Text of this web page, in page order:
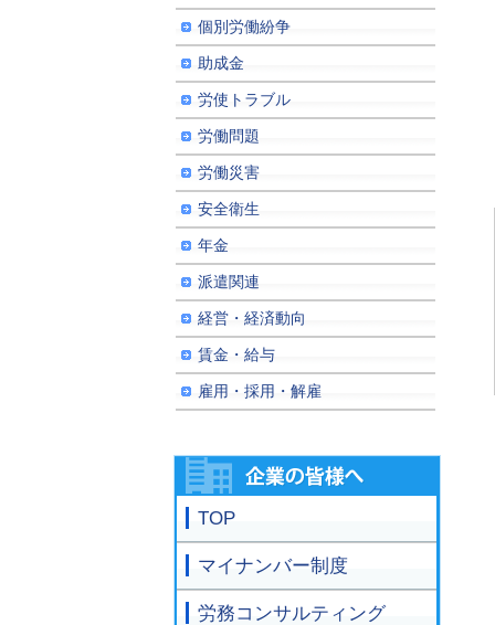
個別労働紛争
助成金
労使トラブル
労働問題
労働災害
安全衛生
年金
派遣関連
経営・経済動向
賃金・給与
雇用・採用・解雇
TOP
マイナンバー制度
労務コンサルティング